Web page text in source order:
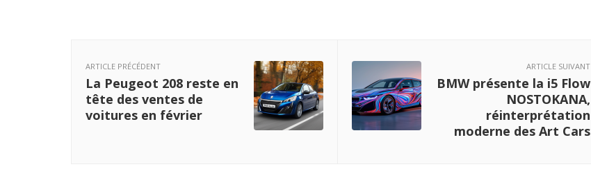
ARTICLE PRÉCÉDENT
La Peugeot 208 reste en
tête des ventes de
voitures en février
ARTICLE SUIVANT
BMW présente la i5 Flow
NOSTOKANA,
réinterprétation
moderne des Art Cars